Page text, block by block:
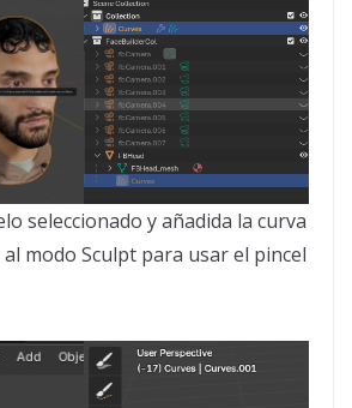
seleccionado y añadida la curva
modo Sculpt para usar el pincel